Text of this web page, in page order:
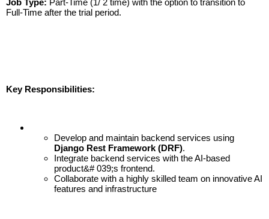
Job Type: Part-Time (1/ 2 time) with the option to transition to
Full-Time after the trial period.
Key Responsibilities:
Develop and maintain backend services using
Django Rest Framework (DRF).
Integrate backend services with the AI-based
product&# 039;s frontend.
Collaborate with a highly skilled team on innovative AI
features and infrastructure